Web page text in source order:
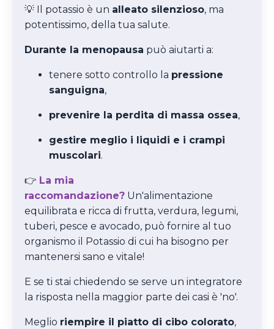
💡 Il potassio è un alleato silenzioso, ma
potentissimo, della tua salute.
Durante la menopausa può aiutarti a:
tenere sotto controllo la pressione
sanguigna,
prevenire la perdita di massa ossea,
gestire meglio i liquidi e i crampi
muscolari.
👉 La mia
raccomandazione? Un'alimentazione
equilibrata e ricca di frutta, verdura, legumi,
tuberi, pesce e avocado, può fornire al tuo
organismo il Potassio di cui ha bisogno per
mantenersi sano e vitale!
E se ti stai chiedendo se serve un integratore
la risposta nella maggior parte dei casi è 'no'.
Meglio riempire il piatto di cibo colorato,